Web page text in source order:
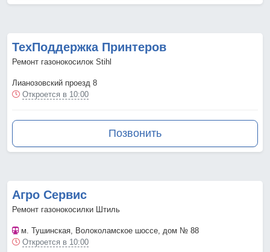
ТехПоддержка Принтеров
Ремонт газонокосилок Stihl
Лианозовский проезд 8
Откроется в 10:00
Позвонить
Агро Сервис
Ремонт газонокосилки Штиль
м. Тушинская, Волоколамское шоссе, дом № 88
Откроется в 10:00